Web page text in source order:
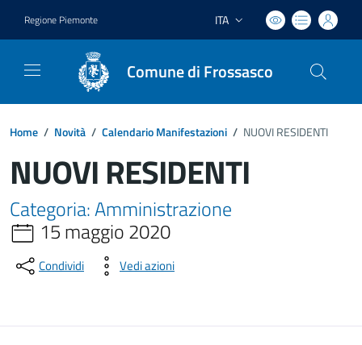
Regione Piemonte Lingua attiva:
ITA
Comune di Frossasco
Home / Novità / Calendario Manifestazioni / NUOVI RESIDENTI
NUOVI RESIDENTI
Categoria: Amministrazione
15 maggio 2020
Condividi Vedi azioni